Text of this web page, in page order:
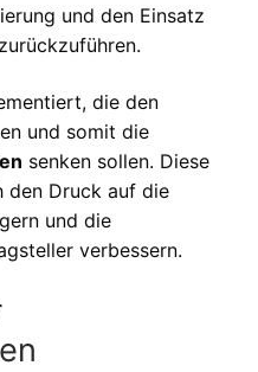
und den Einsatz
zurückzuführen.
die den
und somit die
senken sollen. Diese
den Druck auf die
und die
verbessern.